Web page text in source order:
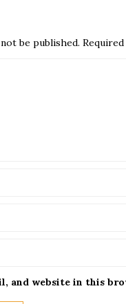
be published.
and website in this